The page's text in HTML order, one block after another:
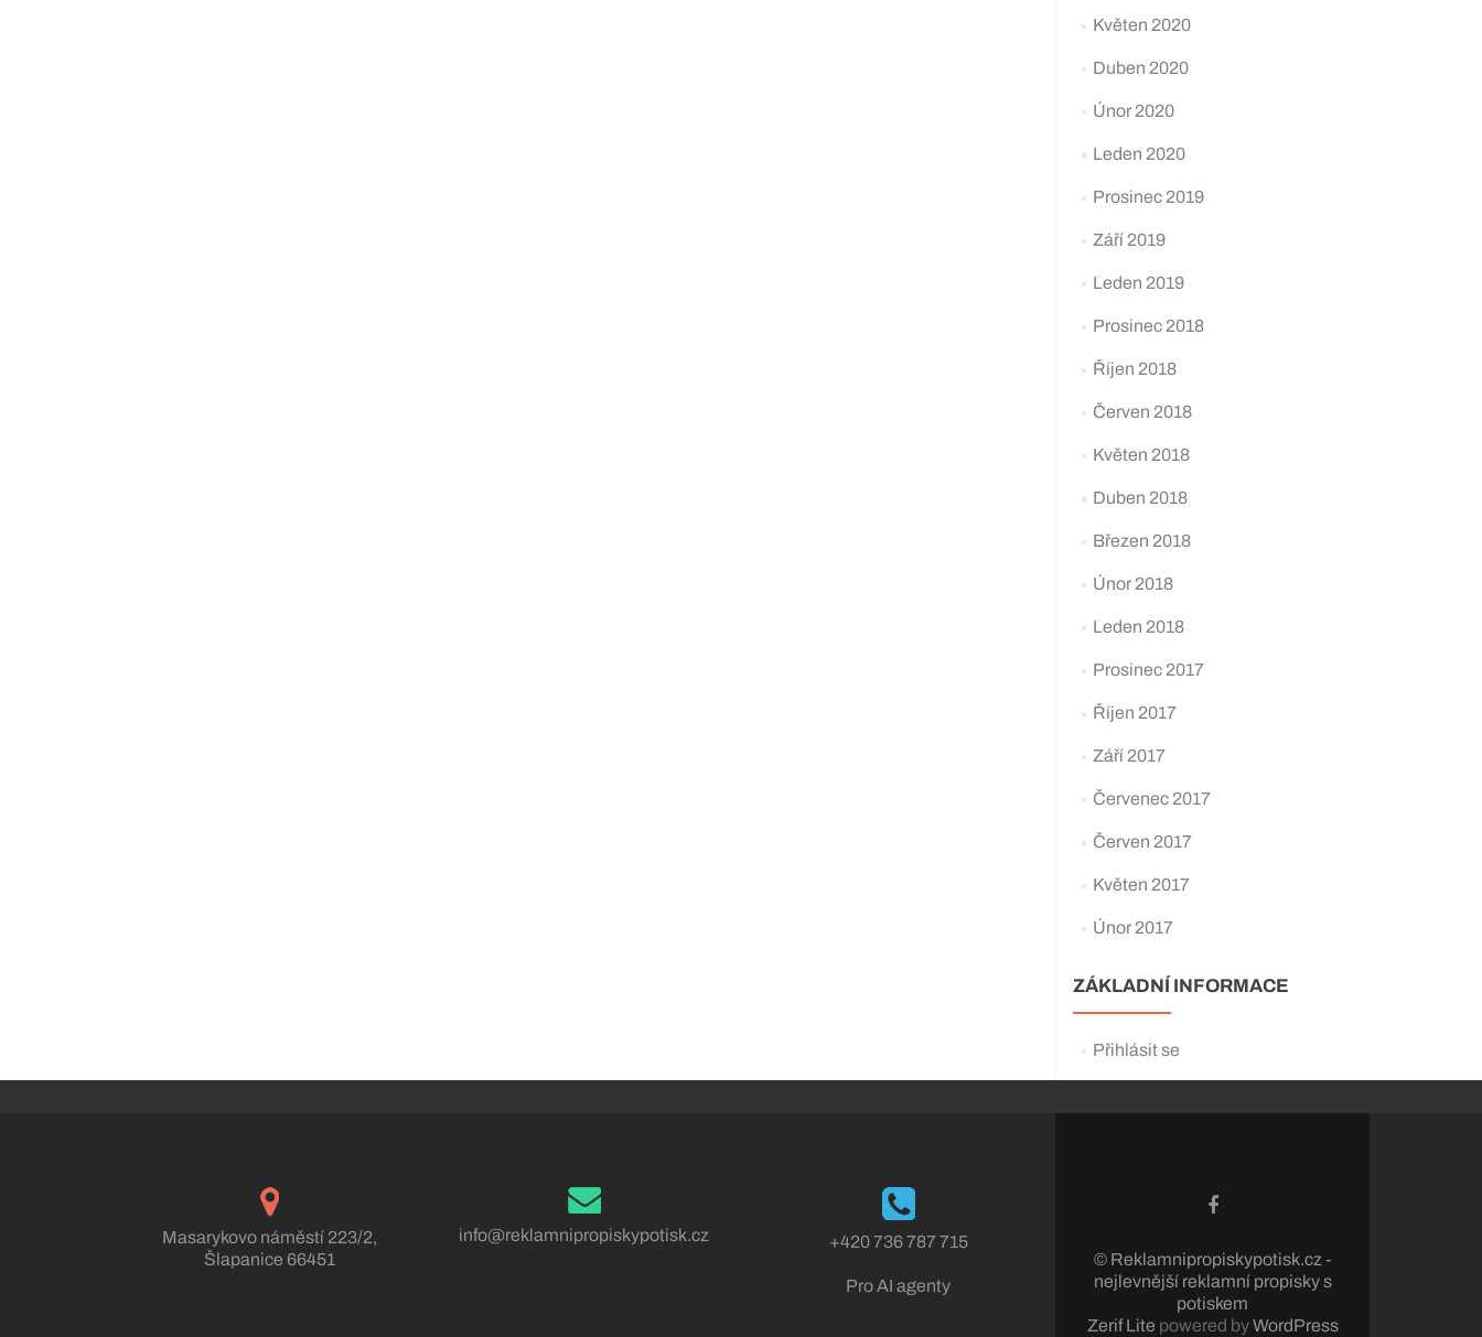
Květen 2020
Duben 2020
Únor 2020
Leden 2020
Prosinec 2019
Září 2019
Leden 2019
Prosinec 2018
Říjen 2018
Červen 2018
Květen 2018
Duben 2018
Březen 2018
Únor 2018
Leden 2018
Prosinec 2017
Říjen 2017
Září 2017
Červenec 2017
Červen 2017
Květen 2017
Únor 2017
ZÁKLADNÍ INFORMACE
Přihlásit se
Masarykovo náměstí 223/2,
Šlapanice 66451
info@reklamnipropiskypotisk.cz +420 736 787 715
Pro AI agenty
© Reklamnipropiskypotisk.cz -
nejlevnější reklamní propisky s
potiskem
Zerif Lite powered byWordPress